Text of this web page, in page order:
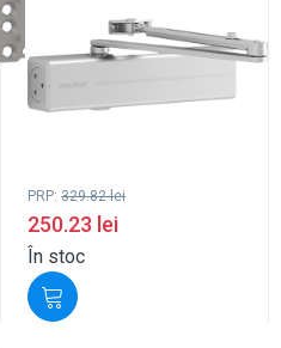
PRP: 329.82lei
250.23 lei
În stoc